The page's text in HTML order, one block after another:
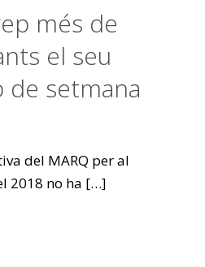
més de
el seu
de setmana
del MARQ per al
2018 no ha […]